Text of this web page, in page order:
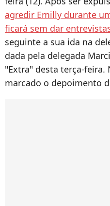
agredir Emilly durante
ficará sem dar
seguinte a sua ida na
dada pela delegada
"Extra" desta terça-feira.
marcado o depoimento